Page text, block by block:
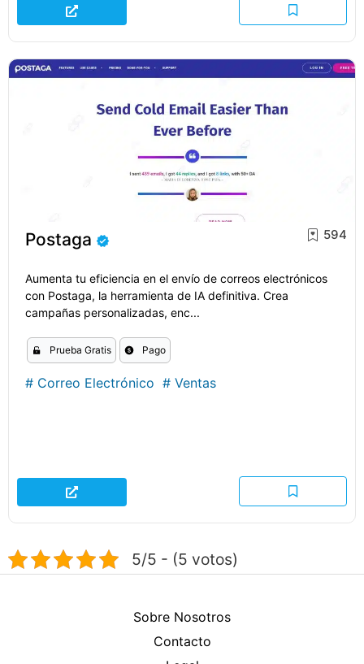
Postaga 594
Aumenta tu eficiencia en el envío de correos electrónicos
con Postaga, la herramienta de IA definitiva. Crea
campañas personalizadas, enc...
Prueba Gratis Pago
# Correo Electrónico # Ventas
5/5 - (5 votos)
Sobre Nosotros
Contacto